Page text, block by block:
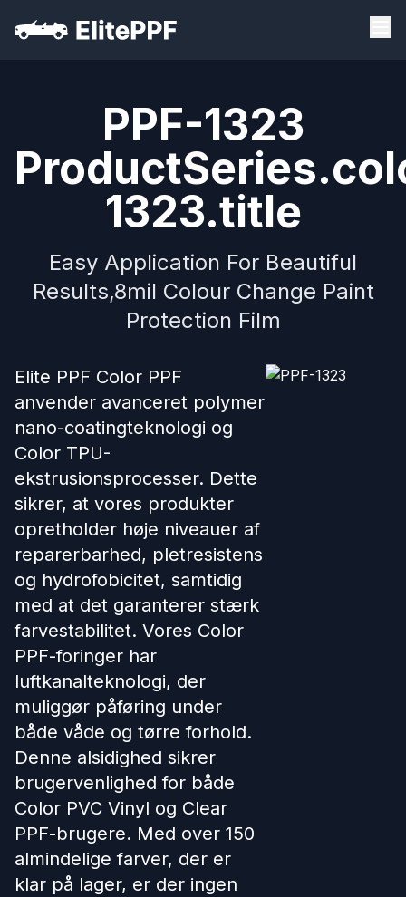
PPF-1323
1323.title
Easy Application For Beautiful
Results,8mil Colour Change Paint
Protection Film
Elite PPF Color PPF
anvender avanceret polymer
nano-coatingteknologi og
Color TPU-
ekstrusionsprocesser. Dette
sikrer, at vores produkter
opretholder høje niveauer af
reparerbarhed, pletresistens
og hydrofobicitet, samtidig
med at det garanterer stærk
farvestabilitet. Vores Color
PPF-foringer har
luftkanalteknologi, der
muliggør påføring under
både våde og tørre forhold.
Denne alsidighed sikrer
brugervenlighed for både
Color PVC Vinyl og Clear
PPF-brugere. Med over 150
almindelige farver, der er
klar på lager, er der ingen